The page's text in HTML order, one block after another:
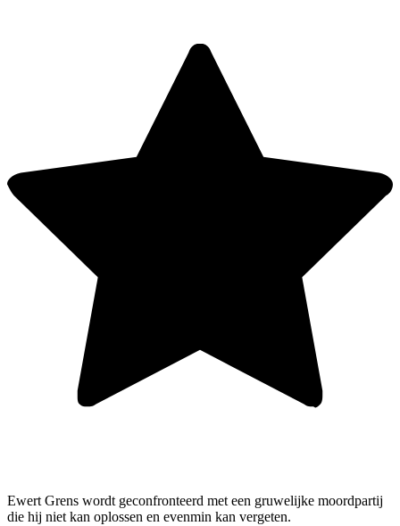
Ewert Grens wordt geconfronteerd met een gruwelijke moordpartij
die hij niet kan oplossen en evenmin kan vergeten.